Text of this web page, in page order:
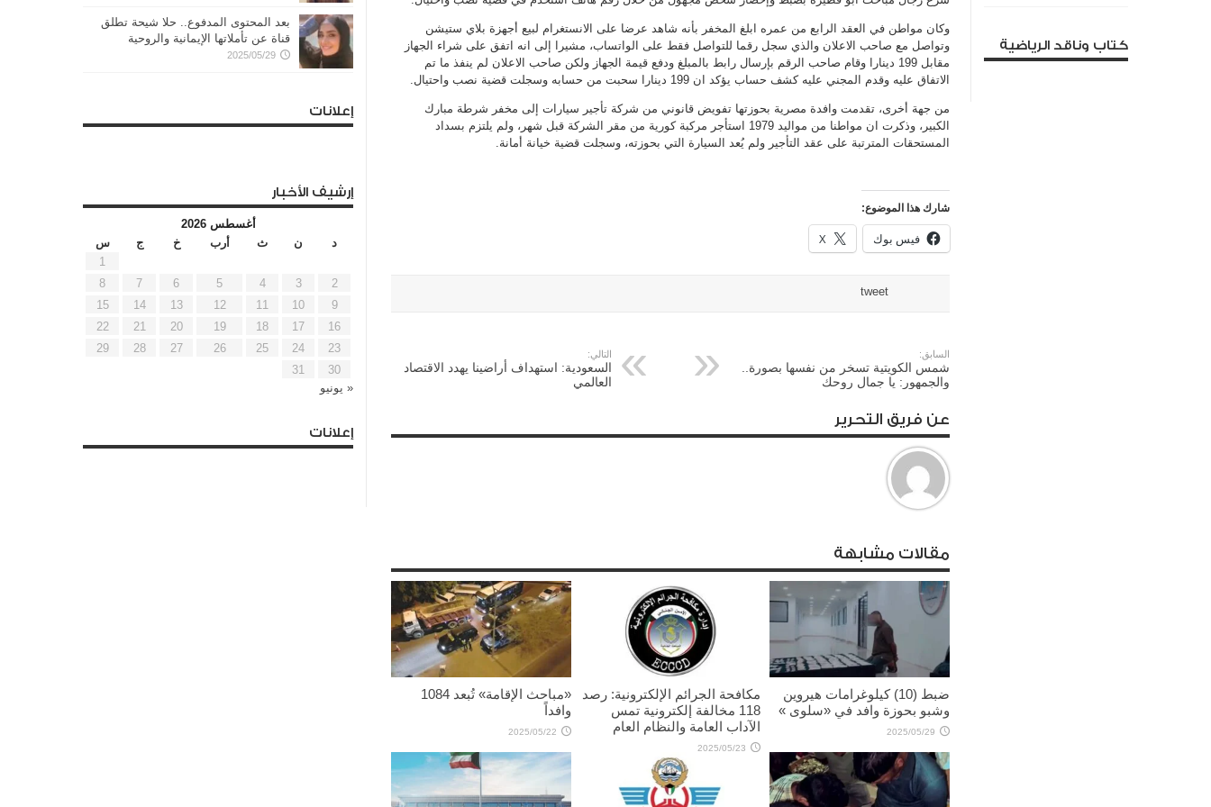
ستيشن»..
أمانة
«كورية
مستأجرة»
مغلقة
وكان مواطن في العقد الرابع من عمره ابلغ المخفر بأنه شاهد عرضا على الانستغرام لبيع أجهزة بلاي ستيشن
وتواصل مع صاحب الاعلان والذي سجل رقما للتواصل فقط على الواتساب، مشيرا إلى انه اتفق على شراء الجهاز
مقابل 199 دينارا وقام صاحب الرقم بإرسال رابط بالمبلغ ودفع قيمة الجهاز ولكن صاحب الاعلان لم ينفذ ما تم
الاتفاق عليه وقدم المجني عليه كشف حساب يؤكد ان 199 دينارا سحبت من حسابه وسجلت قضية نصب واحتيال.
من جهة أخرى، تقدمت وافدة مصرية بحوزتها تفويض قانوني من شركة تأجير سيارات إلى مخفر شرطة مبارك
الكبير، وذكرت ان مواطنا من مواليد 1979 استأجر مركبة كورية من مقر الشركة قبل شهر، ولم يلتزم بسداد
المستحقات المترتبة على عقد التأجير ولم يُعد السيارة التي بحوزته، وسجلت قضية خيانة أمانة.
شارك هذا الموضوع:
فيس بوك X
tweet
السابق:
شمس الكويتية تسخر من نفسها بصورة..
والجمهور: يا جمال روحك
التالي:
السعودية: استهداف أراضينا يهدد الاقتصاد
العالمي
عن فريق التحرير
مقالات مشابهة
ضبط (10) كيلوغرامات هيروين
وشبو بحوزة وافد في «سلوى »
2025/05/29
مكافحة الجرائم الإلكترونية: رصد
118 مخالفة إلكترونية تمس
الآداب العامة والنظام العام
2025/05/23
«مباحث الإقامة» تُبعد 1084
وافداً
2025/05/22
كتاب وناقد الرياضية
بعد المحتوى المدفوع.. حلا شيحة تطلق
قناة عن تأملاتها الإيمانية والروحية
2025/05/29
إعلانات
إرشيف الأخبار
أغسطس 2026
د
ن ث أرب خ ج
س
1
2
3
4
5
6
7
8
9
10
11
12
13
14
15
16
17
18
19
20
21
22
23
24
25
26
27
28
29
30
31
« يونيو
إعلانات